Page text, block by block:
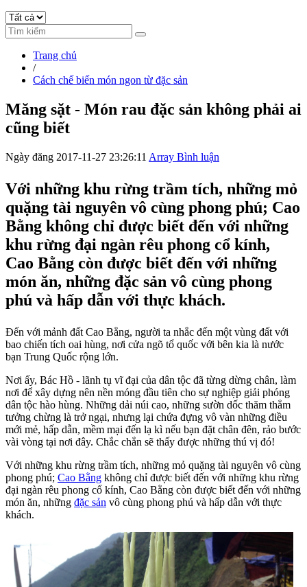
Trang chủ
/
Cách chế biến món ngon từ đặc sản
Măng sặt - Món rau đặc sản không phải ai
cũng biết
Ngày đăng 2017-11-27 23:26:11 Array Bình luận
Với những khu rừng trầm tích, những mỏ
quặng tài nguyên vô cùng phong phú; Cao
Bằng không chỉ được biết đến với những
khu rừng đại ngàn rêu phong cổ kính,
Cao Bằng còn được biết đến với những
món ăn, những đặc sản vô cùng phong
phú và hấp dẫn với thực khách.
Đến với mảnh đất Cao Bằng, người ta nhắc đến một vùng đất với
bao chiến tích oai hùng, nơi cửa ngõ tổ quốc với bên kia là nước
bạn Trung Quốc rộng lớn.
Nơi ấy, Bác Hồ - lãnh tụ vĩ đại của dân tộc đã từng dừng chân, làm
nơi để xây dựng nên nền móng đầu tiên cho sự nghiệp giải phóng
dân tộc hào hùng. Những dải núi cao, những sườn dốc thăm thẳm
tưởng chừng là trở ngại, nhưng lại chứa đựng vô vàn những điều
mới mẻ, hấp dẫn, mềm mại đến lạ kì nếu bạn đặt chân đên, rảo bước
vài vòng tại nơi đây. Chắc chắn sẽ thấy được những thú vị đó!
Với những khu rừng trầm tích, những mỏ quặng tài nguyên vô cùng
phong phú; Cao Bằng không chỉ được biết đến với những khu rừng
đại ngàn rêu phong cổ kính, Cao Bằng còn được biết đến với những
món ăn, những đặc sản vô cùng phong phú và hấp dẫn với thực
khách.